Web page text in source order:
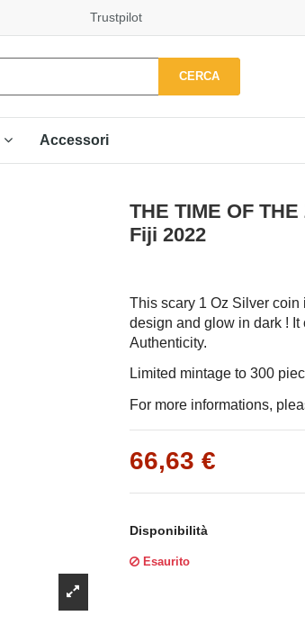
Trustpilot
CERCA
Accessori
THE TIME OF
Fiji 2022
This scary 1 Oz Silver coin
design and glow in dark !
Authenticity.
Limited mintage to 300
For more informations,
66,63 €
Disponibilità
Esaurito